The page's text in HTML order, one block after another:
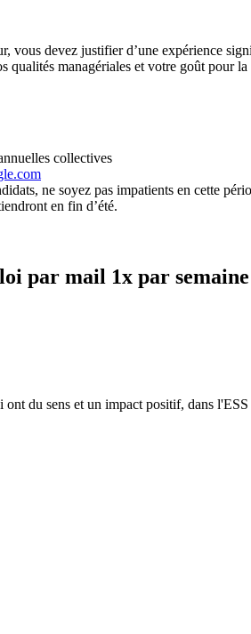
vous devez justifier d’une expérience
qualités managériales et votre goût pour
collectives
ne soyez pas impatients en cette
en fin d’été.
par mail 1x par semaine
du sens et un impact positif, dans